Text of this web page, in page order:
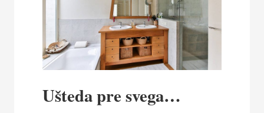
Ušteda pre svega…